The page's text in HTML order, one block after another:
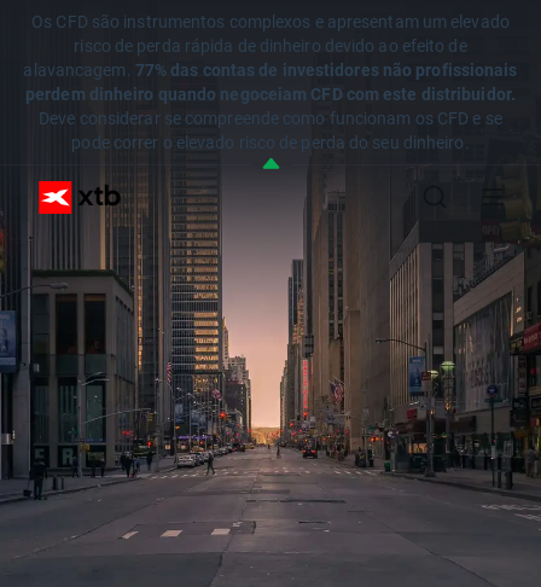
Os CFD são instrumentos complexos e apresentam um elevado
risco de perda rápida de dinheiro devido ao efeito de
alavancagem. 77% das contas de investidores não profissionais
perdem dinheiro quando negoceiam CFD com este distribuidor.
Deve considerar se compreende como funcionam os CFD e se
pode correr o elevado risco de perda do seu dinheiro.